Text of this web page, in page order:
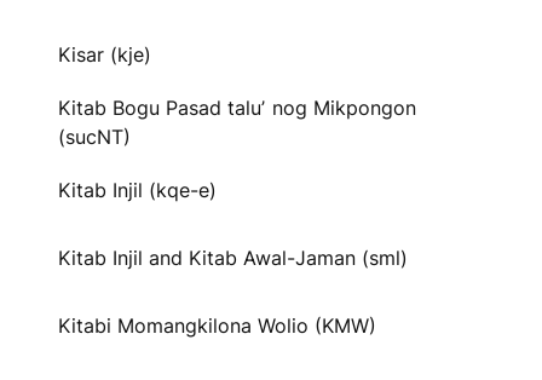
Kisar (kje)
Kitab Bogu Pasad taluʼ nog Mikpongon
(sucNT)
Kitab Injil (kqe-e)
Kitab Injil and Kitab Awal-Jaman (sml)
Kitabi Momangkilona Wolio (KMW)